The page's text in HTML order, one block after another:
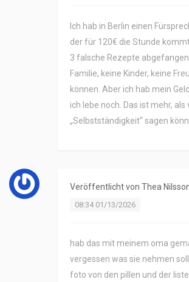
Ich hab in Berlin einen
der für 120€ die Stunde
3 falsche Rezepte
Familie, keine Kinder, keine
können. Aber ich hab mein
ich lebe noch. Das ist mehr,
„Selbstständigkeit“ sagen
Veröffentlicht von Thea
08:34 01/13/2026
hab das mit meinem oma
vergessen was sie nehmen
foto von den pillen und der